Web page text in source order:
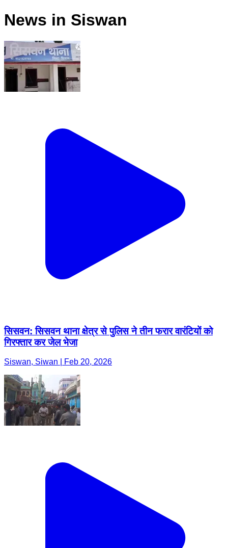
News in Siswan
सिसवन: सिसवन थाना क्षेत्र से पुलिस ने तीन फरार वारंटियों को
गिरफ्तार कर जेल भेजा
Siswan, Siwan | Feb 20, 2026